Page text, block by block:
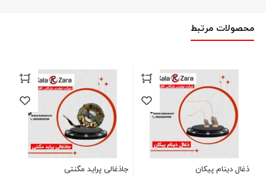
محصولات مرتبط
ذغال دینام پیکان جاذغالی پراید مگنتی